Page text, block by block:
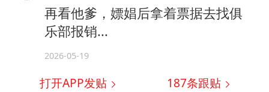
再看他爹，嫖娼后拿着票据去找俱
乐部报销...
2026-05-19
打开APP发贴 187条跟贴